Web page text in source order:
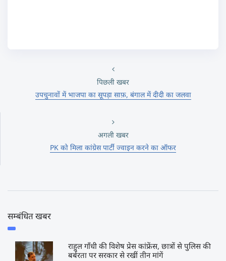
पिछली खबर
उपचुनावों में भाजपा का सूपड़ा साफ़, बंगाल में दीदी का जलवा
अगली खबर
PK को मिला कांग्रेस पार्टी ज्वाइन करने का ऑफर
सम्बंधित खबर
राहुल गाँधी की विशेष प्रेस कांफ्रेंस, छात्रों से पुलिस की
बर्बरता पर सरकार से रखीं तीन मांगें